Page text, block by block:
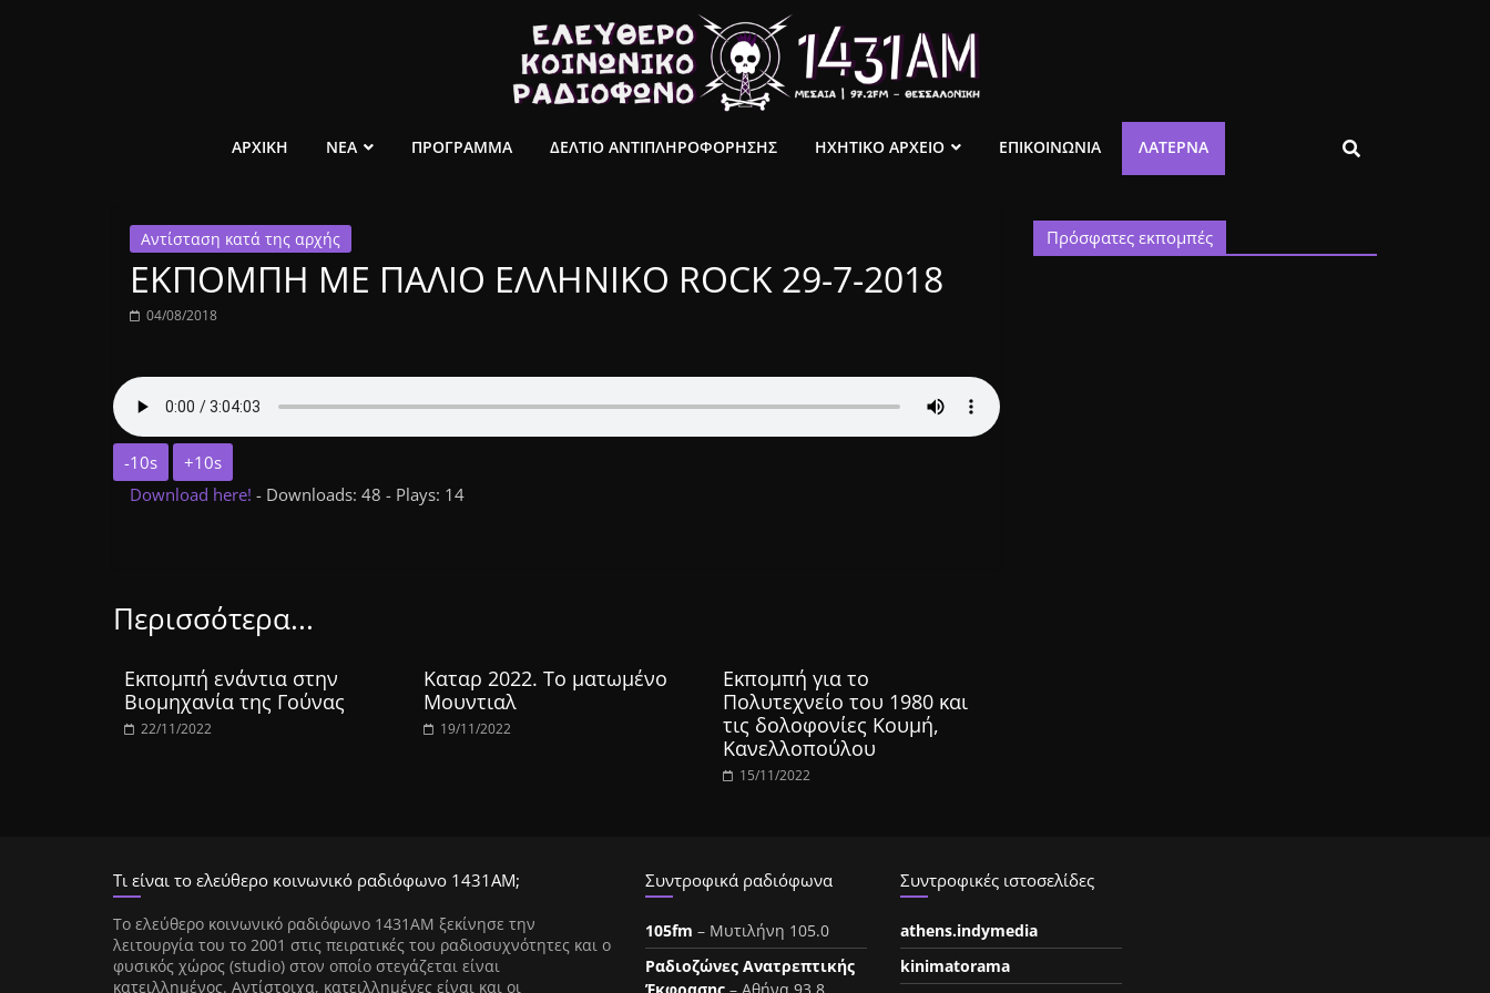
ελεύθερο
κοινωνικό
ραδιόφωνο
1431AM
ΑΡΧΙΚΗ ΝΕΑ ΠΡΟΓΡΑΜΜΑ ΔΕΛΤΙΟ ΑΝΤΙΠΛΗΡΟΦΟΡΗΣΗΣ ΗΧΗΤΙΚΟ ΑΡΧΕΙΟ ΕΠΙΚΟΙΝΩΝΙΑ ΛΑΤΈΡΝΑ
Αντίσταση κατά της αρχής
ΕΚΠΟΜΠΗ ΜΕ ΠΑΛΙΟ ΕΛΛΗΝΙΚΟ ROCK 29-7-2018
04/08/2018
-10s
+10s
Download here! - Downloads: 48 - Plays: 14
Περισσότερα...
Εκπομπή ενάντια στην
Βιομηχανία της Γούνας
22/11/2022
Καταρ 2022. Το ματωμένο
Μουντιαλ
19/11/2022
Εκπομπή για το
Πολυτεχνείο του 1980 και
τις δολοφονίες Κουμή,
Κανελλοπούλου
15/11/2022
Πρόσφατες εκπομπές
Τι είναι το ελεύθερο κοινωνικό ραδιόφωνο 1431ΑΜ;
Tο ελεύθερο κοινωνικό ραδιόφωνο 1431AM ξεκίνησε την
λειτουργία του το 2001 στις πειρατικές του ραδιοσυχνότητες και ο
φυσικός χώρος (studio) στον οποίο στεγάζεται είναι
κατειλλημένος. Αντίστοιχα, κατειλλημένες είναι και οι
Συντροφικά ραδιόφωνα
105fm – Μυτιλήνη 105.0
Ραδιοζώνες Ανατρεπτικής
Συντροφικές ιστοσελίδες
athens.indymedia
kinimatorama